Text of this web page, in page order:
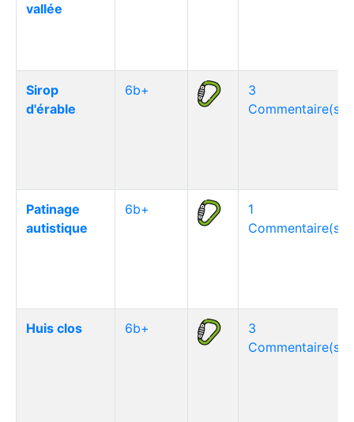
vallée
Sirop
d'érable
6b+
3
Commentaire(s)
Patinage
autistique
6b+
1
Commentaire(s)
Huis clos 6b+
3
Commentaire(s)